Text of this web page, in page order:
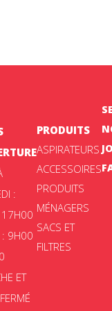
:
: 9H00
ET
PRODUITS
ASPIRATEURS
ACCESSOIRES
PRODUITS
MÉNAGERS
SACS ET
FILTRES